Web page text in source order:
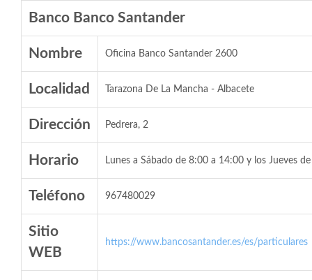
Banco Banco Santander
Nombre Oficina Banco Santander 2600
Localidad Tarazona De La Mancha - Albacete
Dirección Pedrera, 2
Horario Lunes a Sábado de 8:00 a 14:00 y los Jueves
Teléfono 967480029
Sitio
WEB
https://www.bancosantander.es/es/particulares